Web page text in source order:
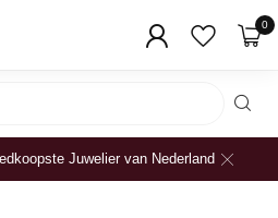
0
Juwelier van Nederland